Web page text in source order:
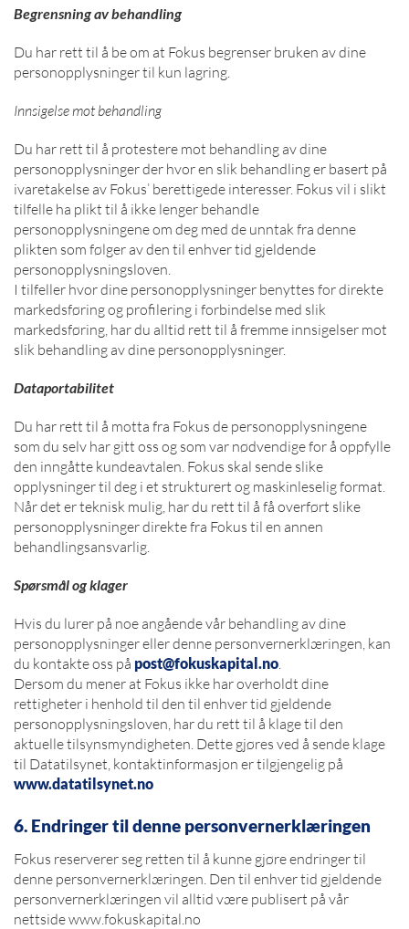
Begrensning av behandling
Du har rett til å be om at Fokus begrenser bruken av dine
personopplysninger til kun lagring.
Innsigelse mot behandling
Du har rett til å protestere mot behandling av dine
personopplysninger der hvor en slik behandling er basert på
ivaretakelse av Fokus’ berettigede interesser. Fokus vil i slikt
tilfelle ha plikt til å ikke lenger behandle
personopplysningene om deg med de unntak fra denne
plikten som følger av den til enhver tid gjeldende
personopplysningsloven.
I tilfeller hvor dine personopplysninger benyttes for direkte
markedsføring og profilering i forbindelse med slik
markedsføring, har du alltid rett til å fremme innsigelser mot
slik behandling av dine personopplysninger.
Dataportabilitet
Du har rett til å motta fra Fokus de personopplysningene
som du selv har gitt oss og som var nødvendige for å oppfylle
den inngåtte kundeavtalen. Fokus skal sende slike
opplysninger til deg i et strukturert og maskinleselig format.
Når det er teknisk mulig, har du rett til å få overført slike
personopplysninger direkte fra Fokus til en annen
behandlingsansvarlig.
Spørsmål og klager
Hvis du lurer på noe angående vår behandling av dine
personopplysninger eller denne personvernerklæringen, kan
du kontakte oss på post@fokuskapital.no
Dersom du mener at Fokus ikke har overholdt dine
rettigheter i henhold til den til enhver tid gjeldende
personopplysningsloven, har du rett til å klage til den
aktuelle tilsynsmyndigheten. Dette gjøres ved å sende klage
til Datatilsynet, kontaktinformasjon er tilgjengelig på
www.datatilsynet.no
6. Endringer til denne personvernerklæringen
Fokus reserverer seg retten til å kunne gjøre endringer til
denne personvernerklæringen. Den til enhver tid gjeldende
personvernerklæringen vil alltid være publisert på vår
nettside www.fokuskapital.no